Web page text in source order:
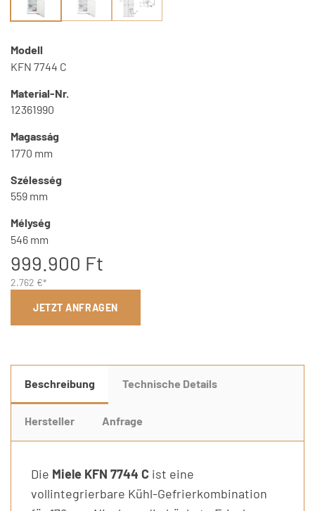
Modell
KFN 7744 C
Material-Nr.
12361990
Magasság
1770 mm
Szélesség
559 mm
Mélység
546 mm
999.900 Ft
2.762 €*
JETZT ANFRAGEN
Beschreibung Technische Details
Hersteller Anfrage
Die Miele KFN 7744 C ist eine
vollintegrierbare Kühl-Gefrierkombination